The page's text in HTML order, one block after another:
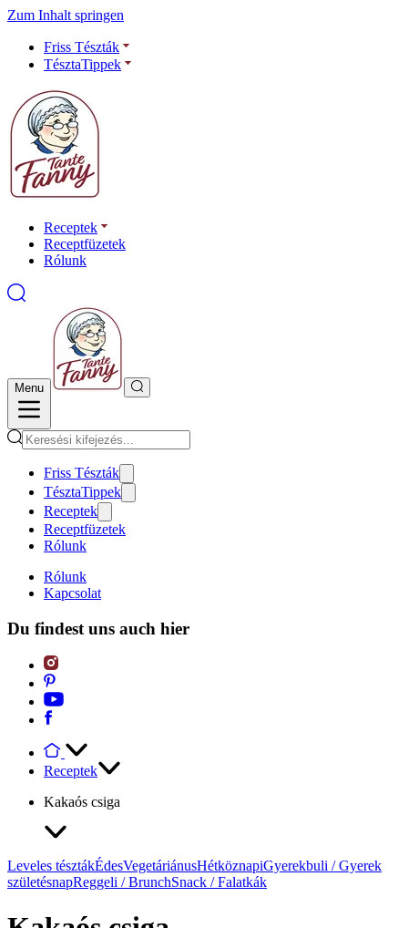
Zum Inhalt springen
Friss Tészták
TésztaTippek
Receptek
Receptfüzetek
Rólunk
Menu
Friss Tészták
TésztaTippek
Receptek
Receptfüzetek
Rólunk
Rólunk
Kapcsolat
Du findest uns auch hier
Receptek
Kakaós csiga
Leveles tésztákÉdesVegetáriánusHétköznapiGyerekbuli / Gyerek
születésnapReggeli / BrunchSnack / Falatkák